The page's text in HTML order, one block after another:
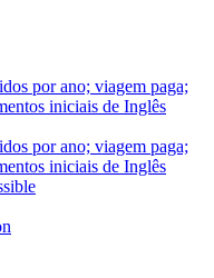
por ano; viagem paga;
iniciais de Inglês
por ano; viagem paga;
iniciais de Inglês